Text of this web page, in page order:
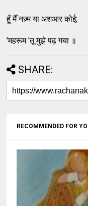
हूँ मैँ नज़्म या अशआर कोई;
'महरूम 'तू मुझे पढ़ गया ॥
SHARE:
RECOMMENDED FOR